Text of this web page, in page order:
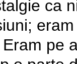
ca
pe